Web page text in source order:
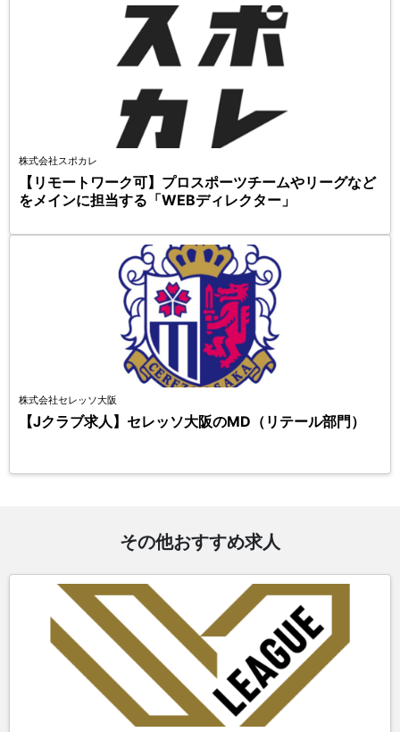
株式会社スポカレ
【リモートワーク可】プロスポーツチームやリーグなど
をメインに担当する「WEBディレクター」
株式会社セレッソ大阪
【Jクラブ求人】セレッソ大阪のMD（リテール部門）
その他おすすめ求人